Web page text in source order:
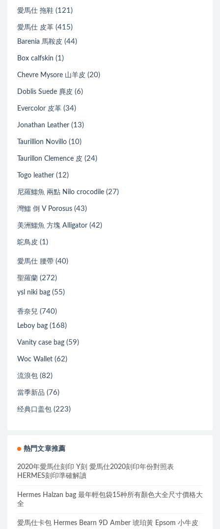
愛馬仕 拖鞋 (121)
愛馬仕 皮革 (415)
Barenia 馬鞍皮 (44)
Box calfskin (1)
Chevre Mysore 山羊皮 (20)
Doblis Suede 麂皮 (6)
Evercolor 皮革 (34)
Jonathan Leather (13)
Taurillion Novillo (10)
Taurillon Clemence 皮 (24)
Togo leather (12)
尼羅鱷魚 兩點 Nilo crocodile (27)
灣鱷 倒 V Porosus (43)
美洲鱷魚 方塊 Alligator (42)
鴕鳥皮 (1)
愛馬仕 腰帶 (40)
聖羅蘭 (272)
ysl niki bag (55)
香奈兒 (740)
Leboy bag (168)
Vanity case bag (59)
Woc Wallet (62)
流浪包 (82)
當季新品 (76)
经典口盖包 (223)
熱門文章推薦
2020年愛馬仕刻印 Y刻 愛馬仕2020刻印年份對照表
HERMES刻印準確解讀
Hermes Halzan bag 最年輕包袋15种所有顏色大全尺寸價格大
全
愛馬仕卡包 Hermes Bearn 9D Amber 琥珀黃 Epsom 小牛皮